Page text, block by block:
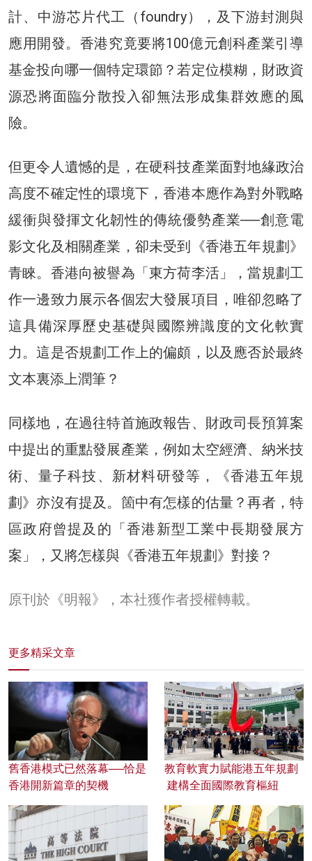
計、中游芯片代工（foundry），及下游封測與
應用開發。香港究竟要將100億元創科產業引導
基金投向哪一個特定環節？若定位模糊，財政資
源恐將面臨分散投入卻無法形成集群效應的風
險。
但更令人遺憾的是，在硬科技產業面對地緣政治
高度不確定性的環境下，香港本應作為對外戰略
緩衝與發揮文化韌性的傳統優勢產業──創意電
影文化及相關產業，卻未受到《香港五年規劃》
青睞。香港向被譽為「東方荷李活」，當規劃工
作一邊致力展示各個宏大發展項目，唯卻忽略了
這具備深厚歷史基礎與國際辨識度的文化軟實
力。這是否規劃工作上的偏頗，以及應否於最終
文本裏添上潤筆？
同樣地，在過往特首施政報告、財政司長預算案
中提出的重點發展產業，例如太空經濟、納米技
術、量子科技、新材料研發等，《香港五年規
劃》亦沒有提及。箇中有怎樣的估量？再者，特
區政府曾提及的「香港新型工業中長期發展方
案」，又將怎樣與《香港五年規劃》對接？
原刊於《明報》，本社獲作者授權轉載。
更多精采文章
舊香港模式已然落幕──恰是
香港開新篇章的契機
教育軟實力賦能港五年規劃
建構全面國際教育樞紐